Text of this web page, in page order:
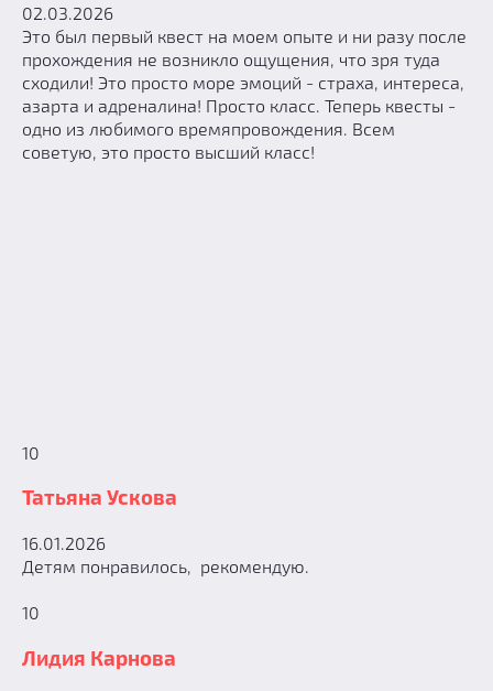
02.03.2026
Это был первый квест на моем опыте и ни разу после
прохождения не возникло ощущения, что зря туда
сходили! Это просто море эмоций - страха, интереса,
азарта и адреналина! Просто класс. Теперь квесты -
одно из любимого времяпровождения. Всем
советую, это просто высший класс!
10
Татьяна Ускова
16.01.2026
Детям понравилось, рекомендую.
10
Лидия Карнова